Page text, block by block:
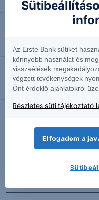
Négyhavi mélyponton
EURUSD: munkapiaci
2026.08.07. 10:37
Megint emelkedésben
További
Az Erste Bank sütiket
könnyebb használat és
visszaélések
végzett tevékenységek
Önt érdeklő ajánlatokról
Részletes süti tájékoztató
Elfogadom a